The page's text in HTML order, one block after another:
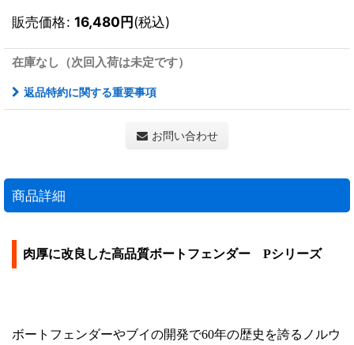
販売価格: 16,480円(税込)
在庫なし（次回入荷は未定です）
返品特約に関する重要事項
お問い合わせ
商品詳細
肉厚に改良した高品質ボートフェンダー Pシリーズ
ボートフェンダーやブイの開発で60年の歴史を誇るノルウ